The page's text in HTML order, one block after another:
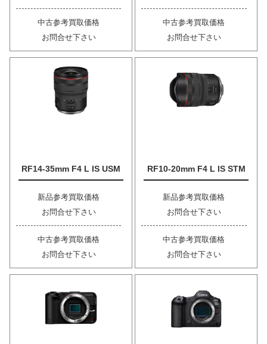
中古参考買取価格
お問合せ下さい
中古参考買取価格
お問合せ下さい
RF14-35mm F4 L IS USM
新品参考買取価格
お問合せ下さい
中古参考買取価格
お問合せ下さい
RF10-20mm F4 L IS STM
新品参考買取価格
お問合せ下さい
中古参考買取価格
お問合せ下さい